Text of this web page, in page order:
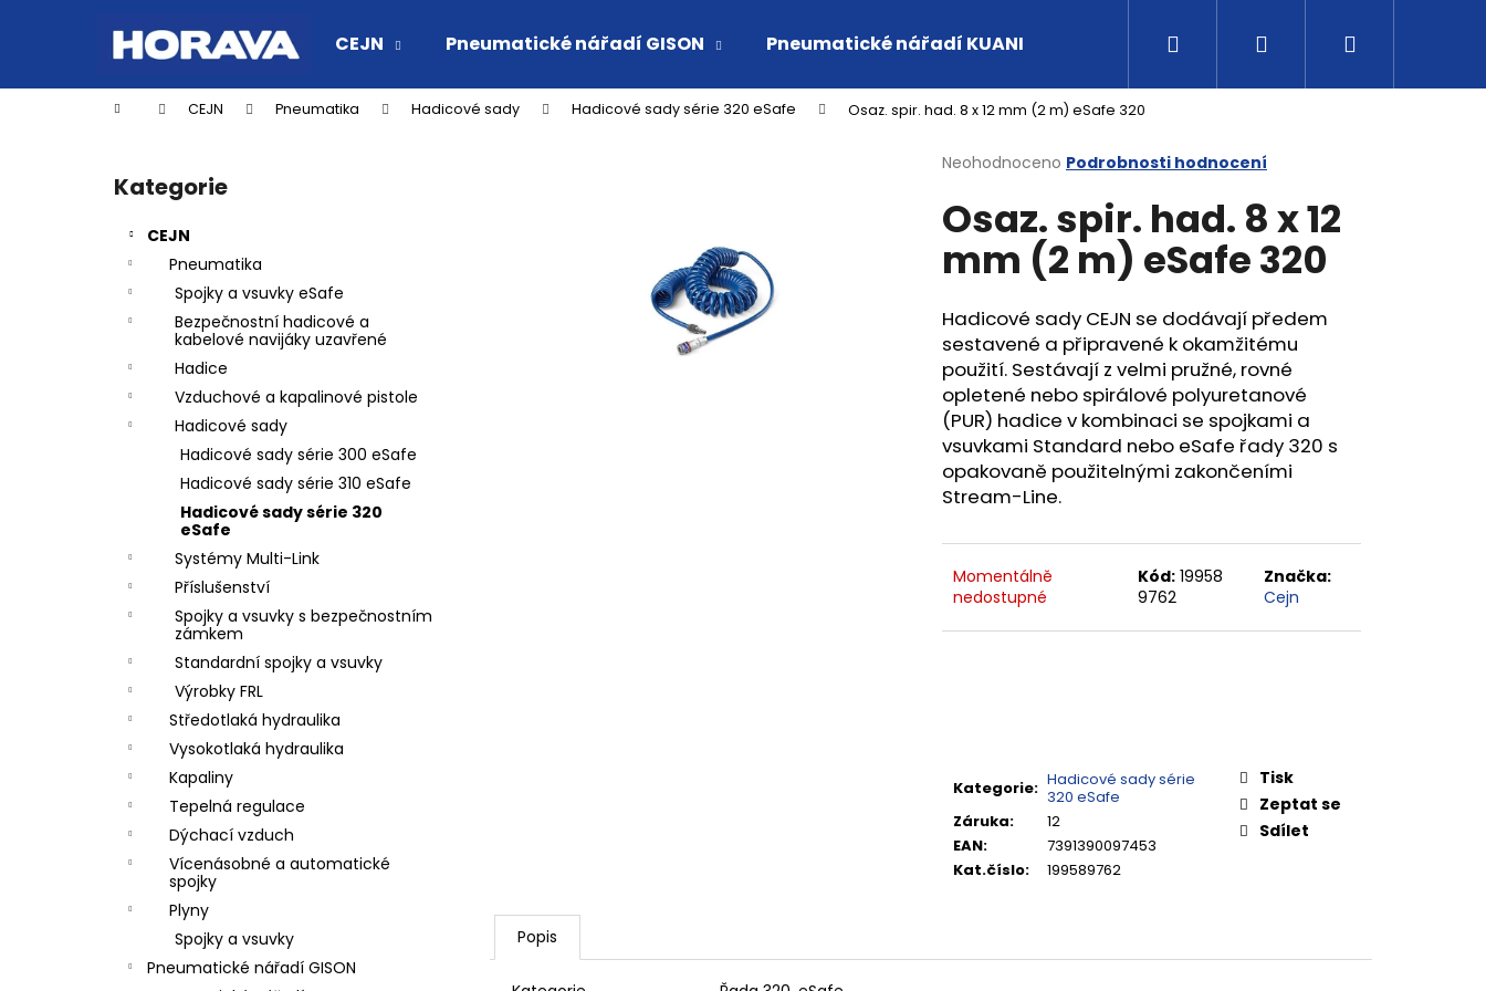
CEJN Pneumatické nářadí GISON Pneumatické nářadí KUANI Tipy a rady Kontakty Obchodní
Přihlášení
Domů CEJN Pneumatika Hadicové sady Hadicové sady série 320 eSafe Osaz. spir. had. 8 x 12 mm (2 m) eSafe 320
Přeskočit
kategorie
Kategorie
CEJN
Pneumatika
Spojky a vsuvky eSafe
Bezpečnostní hadicové a
kabelové navijáky uzavřené
Hadice
Vzduchové a kapalinové pistole
Hadicové sady
Hadicové sady série 300 eSafe
Hadicové sady série 310 eSafe
Hadicové sady série 320
eSafe
Systémy Multi-Link
Příslušenství
Spojky a vsuvky s bezpečnostním
zámkem
Standardní spojky a vsuvky
Výrobky FRL
Středotlaká hydraulika
Vysokotlaká hydraulika
Kapaliny
Tepelná regulace
Dýchací vzduch
Vícenásobné a automatické
spojky
Plyny
Spojky a vsuvky
Pneumatické nářadí GISON
Průměrné
produktu
je
hvězdiček.
Neohodnoceno Podrobnosti hodnocení
Osaz. spir. had. 8 x 12
mm (2 m) eSafe 320
Hadicové sady CEJN se dodávají předem
sestavené a připravené k okamžitému
použití. Sestávají z velmi pružné, rovné
opletené nebo spirálové polyuretanové
(PUR) hadice v kombinaci se spojkami a
vsuvkami Standard nebo eSafe řady 320 s
opakovaně použitelnými zakončeními
Stream-Line.
Momentálně
nedostupné
Kód: 19958
9762
Značka:
Cejn
Kategorie: Hadicové sady série
320 eSafe
Záruka:
12
EAN:
7391390097453
Kat.číslo: 199589762
Tisk
Zeptat se
Sdílet
Popis
í
Zpět
do
Zpět
do
Co potřebujete najít?
Doporučujeme
RYCHLOSPOJKA ESAFE R 1/2" VNĚJŠÍ
684,86 Kč
RYCHLOSPOJKA G3/4" VNITŘNÍ FVMQ
4 420,13 Kč